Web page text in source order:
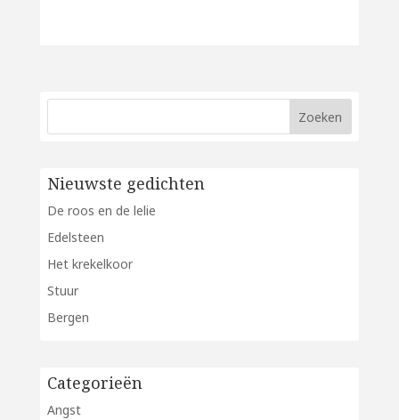
Nieuwste gedichten
De roos en de lelie
Edelsteen
Het krekelkoor
Stuur
Bergen
Categorieën
Angst